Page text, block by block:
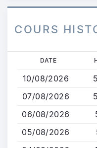
COURS
contenu
principal
DATE
10/08/2026
07/08/2026
06/08/2026
05/08/2026